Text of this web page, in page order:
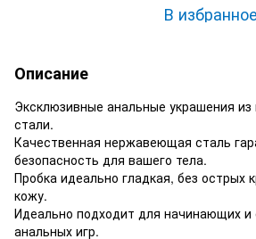
В избранное
Описание
Эксклюзивные анальные украшения
стали.
Качественная нержавеющая сталь
безопасность для вашего тела.
Пробка идеально гладкая, без острых
кожу.
Идеально подходит для начинающих
анальных игр.